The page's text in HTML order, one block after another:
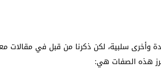
وأخرى سلبية، لكن ذكرنا من قبل في مقالات
هذه الصفات هي: